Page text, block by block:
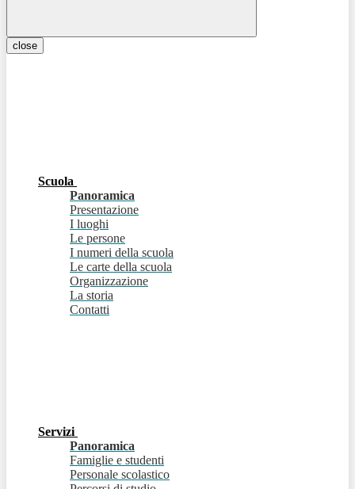
close
Scuola
Panoramica
Presentazione
I luoghi
Le persone
I numeri della scuola
Le carte della scuola
Organizzazione
La storia
Contatti
Servizi
Panoramica
Famiglie e studenti
Personale scolastico